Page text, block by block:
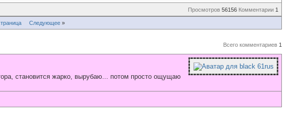
Просмотров 56156 Комментарии 1
Следующее»
Всего комментариев 1
становится жарко, вырубаю... потом просто ощущаю